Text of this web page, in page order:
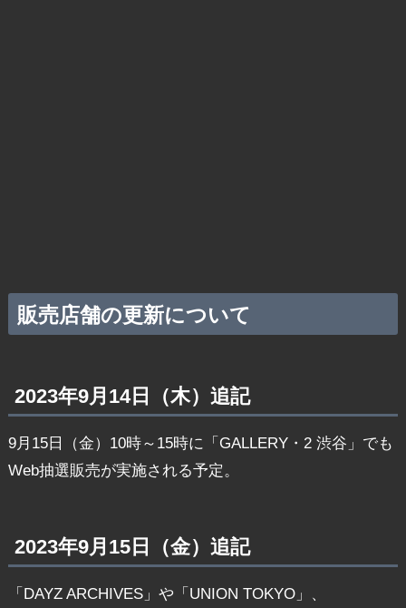
販売店舗の更新について
2023年9月14日（木）追記
9月15日（金）10時～15時に「GALLERY・2 渋谷」でも
Web抽選販売が実施される予定。
2023年9月15日（金）追記
「DAYZ ARCHIVES」や「UNION TOKYO」、